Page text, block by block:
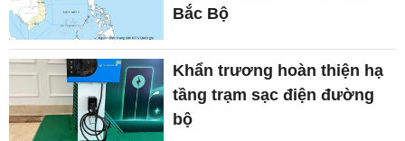
Bắc Bộ
Khẩn trương hoàn thiện hạ
tầng trạm sạc điện đường
bộ